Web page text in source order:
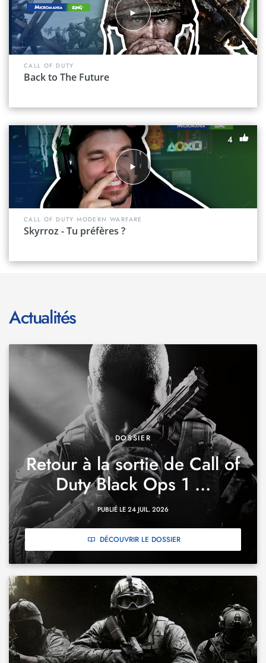
CALL OF DUTY
Back to The Future
4
CALL OF DUTY MODERN WARFARE
Skyrroz - Tu préfères ?
Actualités
DOSSIER
Retour à la sortie de Call of
Duty Black Ops 1 ...
PUBLIÉ LE 24 JUIL. 2026
DÉCOUVRIR LE DOSSIER